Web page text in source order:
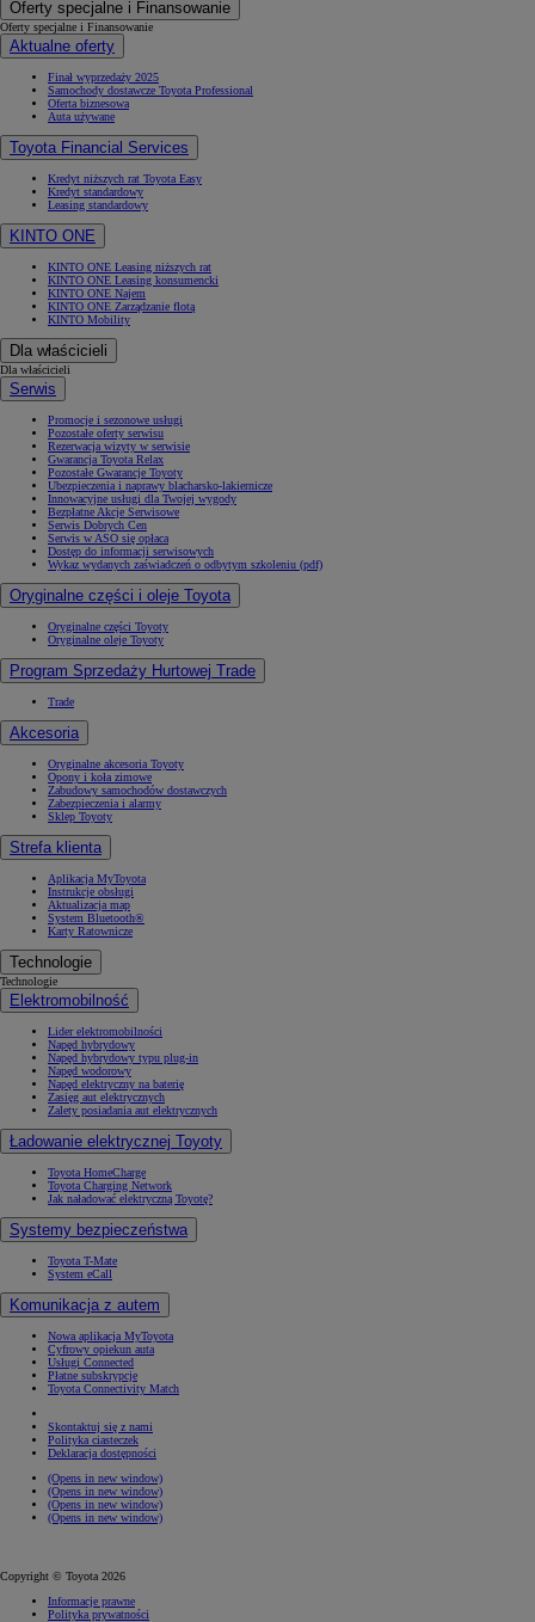
Oferty specjalne i Finansowanie
Oferty specjalne i Finansowanie
Aktualne oferty
Finał wyprzedaży 2025
Samochody dostawcze Toyota Professional
Oferta biznesowa
Auta używane
Toyota Financial Services
Kredyt niższych rat Toyota Easy
Kredyt standardowy
Leasing standardowy
KINTO ONE
KINTO ONE Leasing niższych rat
KINTO ONE Leasing konsumencki
KINTO ONE Najem
KINTO ONE Zarządzanie flotą
KINTO Mobility
Dla właścicieli
Dla właścicieli
Serwis
Promocje i sezonowe usługi
Pozostałe oferty serwisu
Rezerwacja wizyty w serwisie
Gwarancja Toyota Relax
Pozostałe Gwarancje Toyoty
Ubezpieczenia i naprawy blacharsko-lakiernicze
Innowacyjne usługi dla Twojej wygody
Bezpłatne Akcje Serwisowe
Serwis Dobrych Cen
Serwis w ASO się opłaca
Dostęp do informacji serwisowych
Wykaz wydanych zaświadczeń o odbytym szkoleniu (pdf)
Oryginalne części i oleje Toyota
Oryginalne części Toyoty
Oryginalne oleje Toyoty
Program Sprzedaży Hurtowej Trade
Trade
Akcesoria
Oryginalne akcesoria Toyoty
Opony i koła zimowe
Zabudowy samochodów dostawczych
Zabezpieczenia i alarmy
Sklep Toyoty
Strefa klienta
Aplikacja MyToyota
Instrukcje obsługi
Aktualizacja map
System Bluetooth®
Karty Ratownicze
Technologie
Technologie
Elektromobilność
Lider elektromobilności
Napęd hybrydowy
Napęd hybrydowy typu plug-in
Napęd wodorowy
Napęd elektryczny na baterię
Zasięg aut elektrycznych
Zalety posiadania aut elektrycznych
Ładowanie elektrycznej Toyoty
Toyota HomeCharge
Toyota Charging Network
Jak naładować elektryczną Toyotę?
Systemy bezpieczeństwa
Toyota T-Mate
System eCall
Komunikacja z autem
Nowa aplikacja MyToyota
Cyfrowy opiekun auta
Usługi Connected
Płatne subskrypcje
Toyota Connectivity Match
Skontaktuj się z nami
Polityka ciasteczek
Deklaracja dostępności
(Opens in new window)
(Opens in new window)
(Opens in new window)
(Opens in new window)
Copyright © Toyota 2026
Informacje prawne
Polityka prywatności